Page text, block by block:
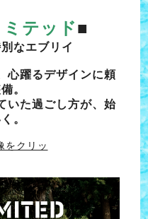
テッド■
なエブリイ
心躍るデザインに頼
。
いた過ごし方が、始
。
をクリッ